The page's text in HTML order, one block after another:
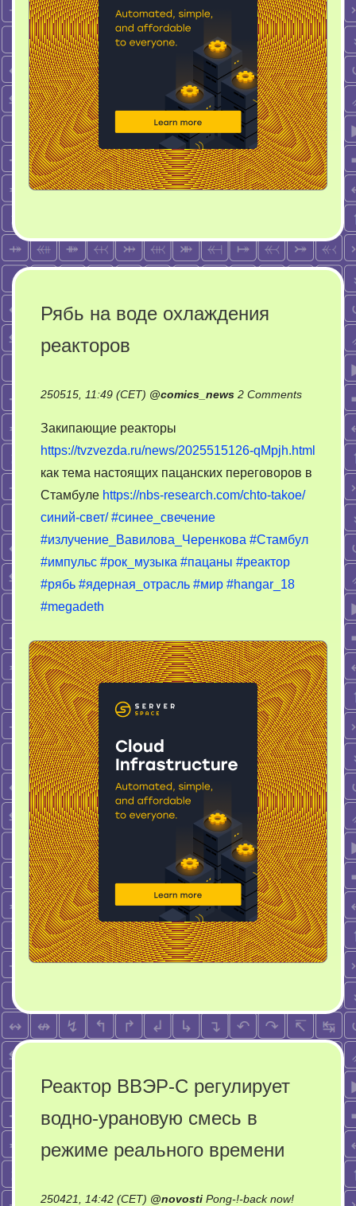
Рябь на воде охлаждения
реакторов
250515, 11:49 (CET) @comics_news 2 Commentson
воде
Закипающие реакторы
https://tvzvezda.ru/news/2025515126-qMpjh.html
как тема настоящих пацанских переговоров в
Стамбуле https://nbs-research.com/chto-takoe/
синий-свет/ #синее_свечение
#излучение_Вавилова_Черенкова #Стамбул
#импульс #рок_музыка #пацаны #реактор
#рябь #ядерная_отрасль #мир #hangar_18
#megadeth
Реактор ВВЭР-С регулирует
водно-урановую смесь в
режиме реального времени
250421, 14:42 (CET) @novosti Pong-!-back now!on